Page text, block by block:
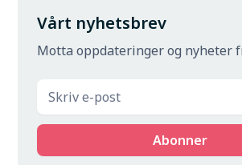
Vårt nyhetsbrev
Motta oppdateringer og nyheter